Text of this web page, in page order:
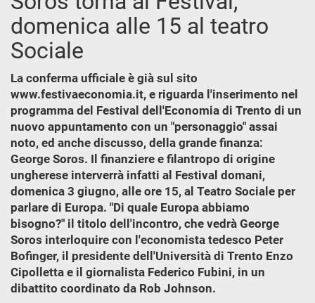
domenica alle 15 al teatro
Sociale
La conferma ufficiale è già sul sito
www.festivaeconomia.it, e riguarda l'inserimento nel
programma del Festival dell'Economia di Trento di un
nuovo appuntamento con un "personaggio" assai
noto, ed anche discusso, della grande finanza:
George Soros. Il finanziere e filantropo di origine
ungherese interverrà infatti al Festival domani,
domenica 3 giugno, alle ore 15, al Teatro Sociale per
parlare di Europa. "Di quale Europa abbiamo
bisogno?" il titolo dell'incontro, che vedrà George
Soros interloquire con l'economista tedesco Peter
Bofinger, il presidente dell'Università di Trento Enzo
Cipolletta e il giornalista Federico Fubini, in un
dibattito coordinato da Rob Johnson.